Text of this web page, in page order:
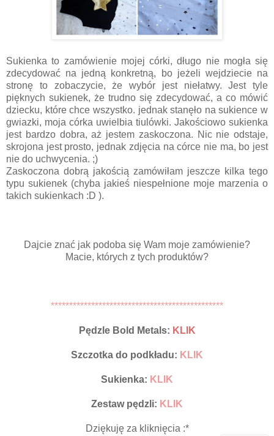
Sukienka to zamówienie mojej córki, długo nie mogła się
zdecydować na jedną konkretną, bo jeżeli wejdziecie na
stronę to zobaczycie, że wybór jest niełatwy. Jest tyle
pięknych sukienek, że trudno się zdecydować, a co mówić
dziecku, które chce wszystko. jednak stanęło na sukience w
gwiazki, moja córka uwielbia tiulówki. Jakościowo sukienka
jest bardzo dobra, aż jestem zaskoczona. Nic nie odstaje,
skrojona jest prosto, jednak zdjęcia na córce nie ma, bo jest
nie do uchwycenia. ;)
Zaskoczona dobrą jakością zamówiłam jeszcze kilka tego
typu sukienek (chyba jakieś niespełnione moje marzenia o
takich sukienkach :D ).
Dajcie znać jak podoba się Wam moje zamówienie?
Macie, których z tych produktów?
***********************************************
Pędzle Bold Metals: KLIK
Szczotka do podkładu: KLIK
Sukienka: KLIK
Zestaw pędzli: KLIK
Dziękuję za kliknięcia :*